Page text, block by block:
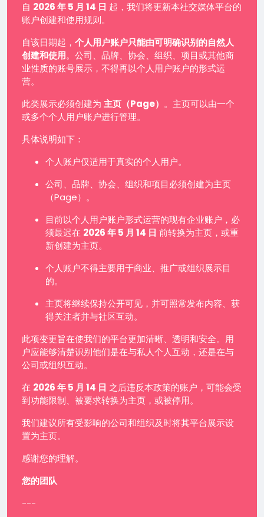
自 2026 年 5 月 14 日 起，我们将更新本社交媒体平台的
账户创建和使用规则。
自该日期起， 个人用户账户只能由可明确识别的自然人
创建和使用。公司、品牌、协会、组织、项目或其他商
业性质的账号展示，不得再以个人用户账户的形式运
营。
此类展示必须创建为 主页（Page） 。主页可以由一个
或多个个人用户账户进行管理。
具体说明如下：
个人账户仅适用于真实的个人用户。
公司、品牌、协会、组织和项目必须创建为主页
（Page）。
目前以个人用户账户形式运营的现有企业账户，必
须最迟在 2026 年 5 月 14 日 前转换为主页，或重
新创建为主页。
个人账户不得主要用于商业、推广或组织展示目
的。
主页将继续保持公开可见，并可照常发布内容、获
得关注者并与社区互动。
此项变更旨在使我们的平台更加清晰、透明和安全。用
户应能够清楚识别他们是在与私人个人互动，还是在与
公司或组织互动。
在 2026 年 5 月 14 日 之后违反本政策的账户，可能会受
到功能限制、被要求转换为主页，或被停用。
我们建议所有受影响的公司和组织及时将其平台展示设
置为主页。
感谢您的理解。
您的团队
---